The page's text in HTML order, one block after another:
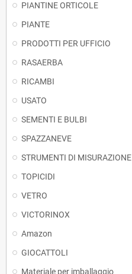
PIANTINE ORTICOLE
PIANTE
PRODOTTI PER UFFICIO
RASAERBA
RICAMBI
USATO
SEMENTI E BULBI
SPAZZANEVE
STRUMENTI DI MISURAZIONE
TOPICIDI
VETRO
VICTORINOX
Amazon
GIOCATTOLI
Materiale per imballaggio